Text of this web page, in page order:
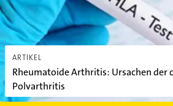
ARTIKEL
Rheumatoide Arthritis: Ursachen der
Polyarthritis